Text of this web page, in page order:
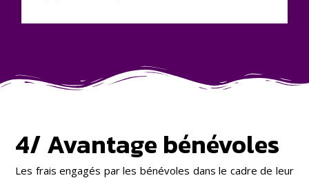
4/ Avantage bénévoles
Les frais engagés par les bénévoles dans le cadre de leur